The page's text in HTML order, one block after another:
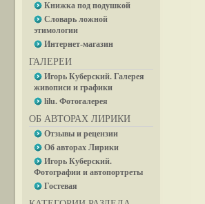
Книжка под подушкой
Словарь ложной
этимологии
Интернет-магазин
ГАЛЕРЕИ
Игорь Куберский. Галерея
живописи и графики
lilu. Фотогалерея
ОБ АВТОРАХ ЛИРИКИ
Отзывы и рецензии
Об авторах Лирики
Игорь Куберский.
Фотографии и автопортреты
Гостевая